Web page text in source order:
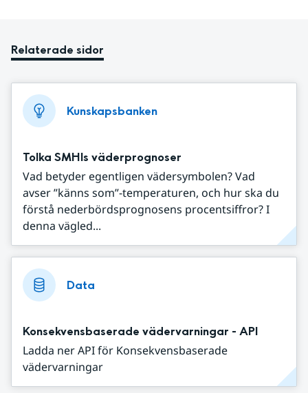
Relaterade sidor
Kunskapsbanken
Tolka SMHIs väderprognoser
Vad betyder egentligen vädersymbolen? Vad
avser ”känns som”-temperaturen, och hur ska du
förstå nederbördsprognosens procentsiffror? I
denna vägled...
Data
Konsekvensbaserade vädervarningar - API
Ladda ner API för Konsekvensbaserade
vädervarningar